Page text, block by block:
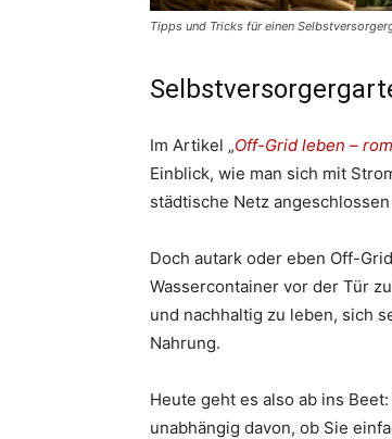
Tipps und Tricks für einen
Im Artikel „Off-Grid leben –
Einblick, wie man sich mit
städtische Netz angeschlossen
Doch autark oder eben Off-
Wassercontainer vor der Tür
und nachhaltig zu leben, sich
Nahrung.
Heute geht es also ab ins
unabhängig davon, ob Sie